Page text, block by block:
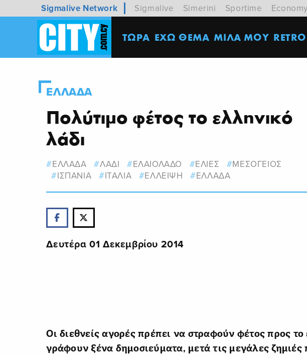
Sigmalive Network Sigmalive Simerini Sportime
ΤΩΡΑ ΕΧΩ ΘΕΜΑ MΙΛΑ ΜΟΥ RETRO
ΕΛΛΑΔΑ
Πολύτιμο φέτος το ελληνικό
λάδι
ΕΛΛΑΔΑ ΛΑΔΙ ΕΛΑΙΟΛΑΔΟ ΕΛΙΕΣ
ΜΕΣΟΓΕΙΟΣ
ΙΣΠΑΝΙΑ
ΙΤΑΛΙΑ ΕΛΛΕΙΨΗ ΕΛΛΑΔΑ
Δευτέρα 01 Δεκεμβρίου 2014
Οι διεθνείς αγορές πρέπει να στραφούν φέτος προς το
γράφουν ξένα δημοσιεύματα, μετά τις μεγάλες ζημιές